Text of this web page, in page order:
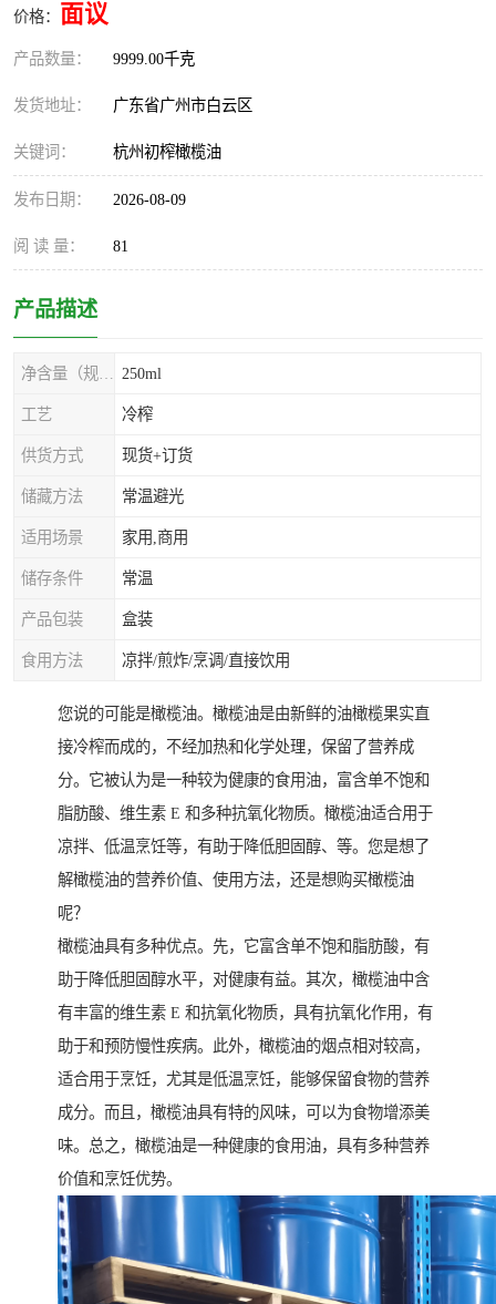
价格： 面议
产品数量： 9999.00千克
发货地址： 广东省广州市白云区
关键词： 杭州初榨橄榄油
发布日期： 2026-08-09
阅 读 量： 81
产品描述
250ml
工艺 冷榨
供货方式 现货+订货
储藏方法 常温避光
适用场景 家用,商用
储存条件 常温
产品包装 盒装
食用方法 凉拌/煎炸/烹调/直接饮用
您说的可能是橄榄油。橄榄油是由新鲜的油橄榄果实直
接冷榨而成的，不经加热和化学处理，保留了营养成
分。它被认为是一种较为健康的食用油，富含单不饱和
脂肪酸、维生素 E 和多种抗氧化物质。橄榄油适合用于
凉拌、低温烹饪等，有助于降低胆固醇、等。您是想了
解橄榄油的营养价值、使用方法，还是想购买橄榄油
呢？
橄榄油具有多种优点。先，它富含单不饱和脂肪酸，有
助于降低胆固醇水平，对健康有益。其次，橄榄油中含
有丰富的维生素 E 和抗氧化物质，具有抗氧化作用，有
助于和预防慢性疾病。此外，橄榄油的烟点相对较高，
适合用于烹饪，尤其是低温烹饪，能够保留食物的营养
成分。而且，橄榄油具有特的风味，可以为食物增添美
味。总之，橄榄油是一种健康的食用油，具有多种营养
价值和烹饪优势。